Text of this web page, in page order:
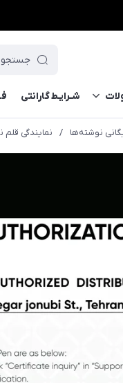
شـرایـط گارانتی
نوشته‌ها / نمایندگی قلم